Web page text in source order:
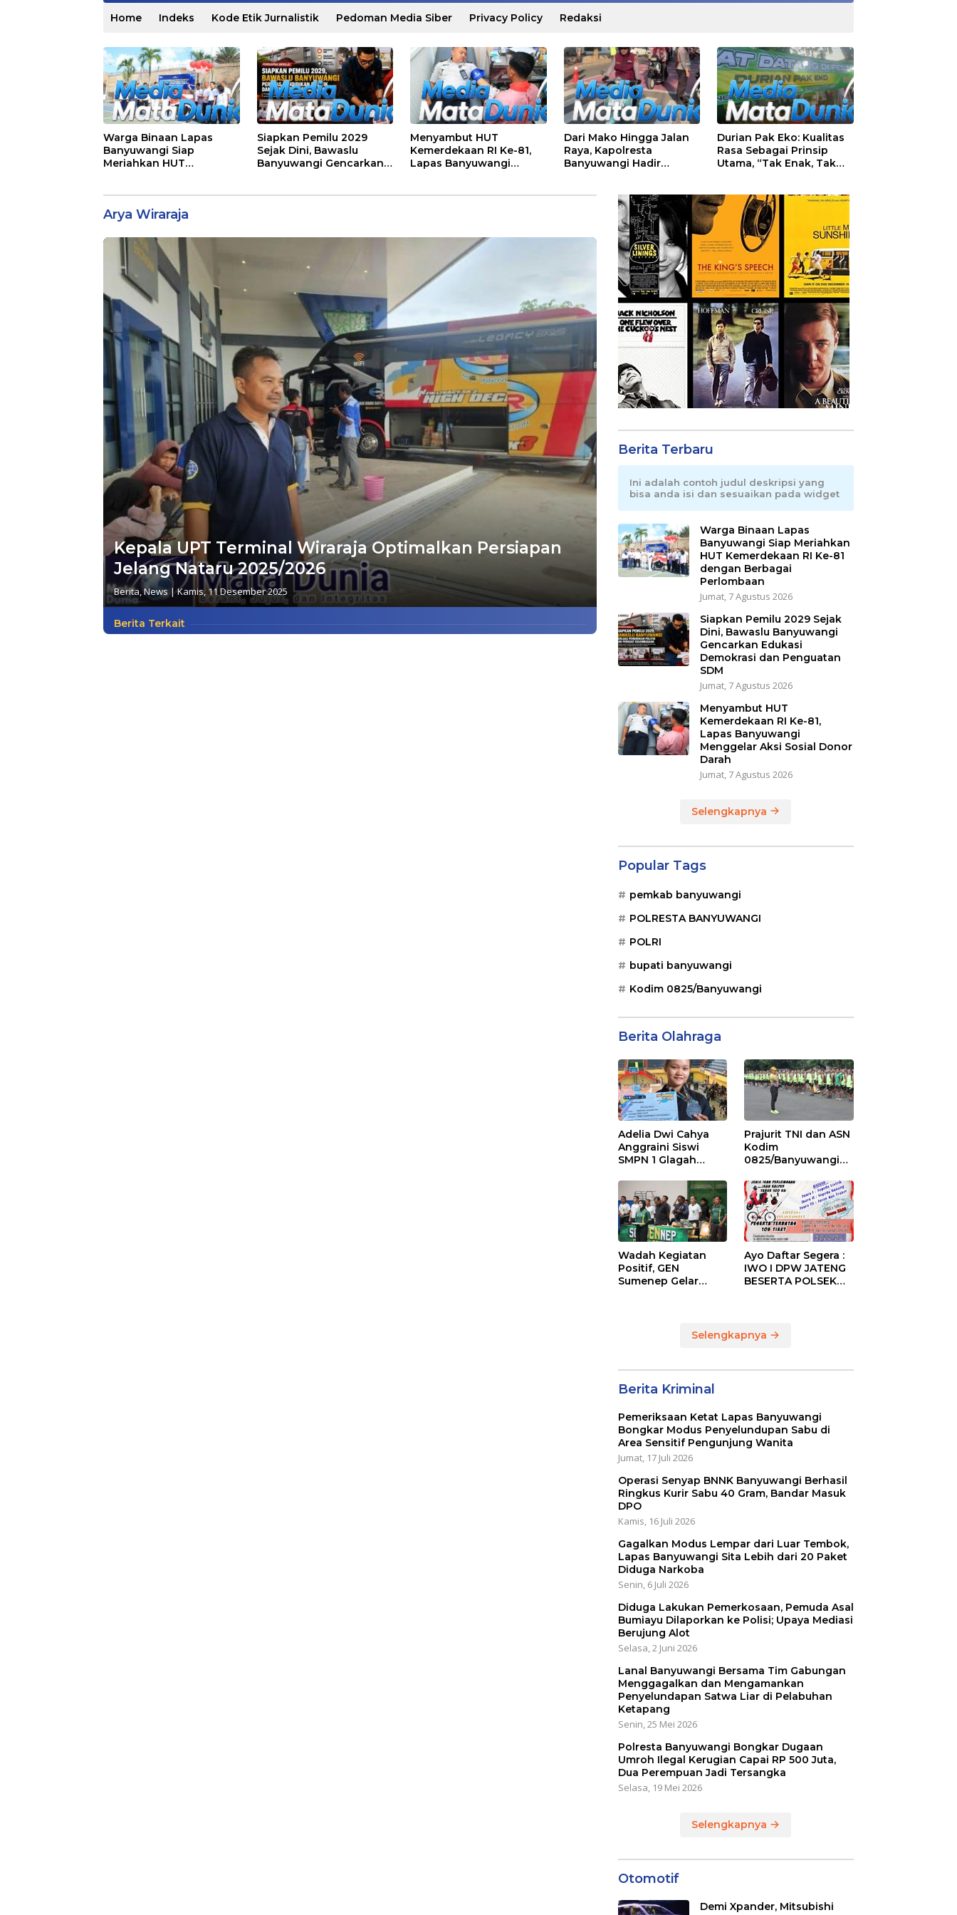
Home Indeks Kode Etik Jurnalistik Pedoman Media Siber Privacy Policy Redaksi
Warga Binaan Lapas
Banyuwangi Siap
Meriahkan HUT
Siapkan Pemilu 2029
Sejak Dini, Bawaslu
Banyuwangi Gencarkan
Menyambut HUT
Kemerdekaan RI Ke-81,
Lapas Banyuwangi
Dari Mako Hingga Jalan
Raya, Kapolresta
Banyuwangi Hadir
Masyarakat
Durian Pak Eko: Kualitas
Rasa Sebagai Prinsip
Utama, “Tak Enak, Tak
Arya Wiraraja
Kepala UPT Terminal Wiraraja Optimalkan Persiapan
Jelang Nataru 2025/2026
Berita,News|Kamis, 11 Desember 2025
Berita Terkait
Berita Terbaru
Ini adalah contoh judul deskripsi yang
bisa anda isi dan sesuaikan pada widget
Warga Binaan Lapas
Banyuwangi Siap Meriahkan
HUT Kemerdekaan RI Ke-81
dengan Berbagai
Perlombaan
Jumat, 7 Agustus 2026
Siapkan Pemilu 2029 Sejak
Dini, Bawaslu Banyuwangi
Gencarkan Edukasi
Demokrasi dan Penguatan
SDM
Jumat, 7 Agustus 2026
Menyambut HUT
Kemerdekaan RI Ke-81,
Lapas Banyuwangi
Menggelar Aksi Sosial Donor
Darah
Jumat, 7 Agustus 2026
Selengkapnya
Popular Tags
pemkab banyuwangi
POLRESTA BANYUWANGI
POLRI
bupati banyuwangi
Kodim 0825/Banyuwangi
Berita Olahraga
Adelia Dwi Cahya
Anggraini Siswi
SMPN 1 Glagah
Sunrise of Java Silat
Championship 1
Prajurit TNI dan ASN
Kodim
0825/Banyuwangi
Periodik I Tahun
2026
Wadah Kegiatan
Positif, GEN
Sumenep Gelar
Ayo Daftar Segera :
IWO I DPW JATENG
BESERTA POLSEK
MEMPERINGATI HUT
RI KE 80
Selengkapnya
Berita Kriminal
Pemeriksaan Ketat Lapas Banyuwangi
Bongkar Modus Penyelundupan Sabu di
Area Sensitif Pengunjung Wanita
Jumat, 17 Juli 2026
Operasi Senyap BNNK Banyuwangi Berhasil
Ringkus Kurir Sabu 40 Gram, Bandar Masuk
DPO
Kamis, 16 Juli 2026
Gagalkan Modus Lempar dari Luar Tembok,
Lapas Banyuwangi Sita Lebih dari 20 Paket
Diduga Narkoba
Senin, 6 Juli 2026
Diduga Lakukan Pemerkosaan, Pemuda Asal
Bumiayu Dilaporkan ke Polisi; Upaya Mediasi
Berujung Alot
Selasa, 2 Juni 2026
Lanal Banyuwangi Bersama Tim Gabungan
Menggagalkan dan Mengamankan
Penyelundapan Satwa Liar di Pelabuhan
Ketapang
Senin, 25 Mei 2026
Polresta Banyuwangi Bongkar Dugaan
Umroh Ilegal Kerugian Capai RP 500 Juta,
Dua Perempuan Jadi Tersangka
Selasa, 19 Mei 2026
Selengkapnya
Otomotif
Demi Xpander, Mitsubishi